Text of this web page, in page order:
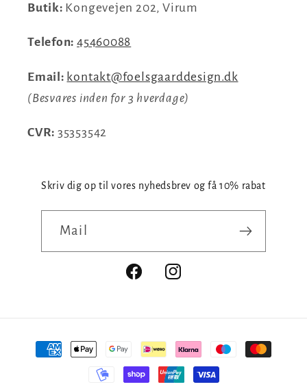
Butik: Kongevejen 202, Virum
Telefon:45460088
Email: kontakt@foelsgaarddesign.dk
(Besvares inden for 3 hverdage)
CVR: 35353542
Skriv dig op til vores nyhedsbrev og få 10% rabat
Mail
FacebookInstagram
Betalingsmetoder